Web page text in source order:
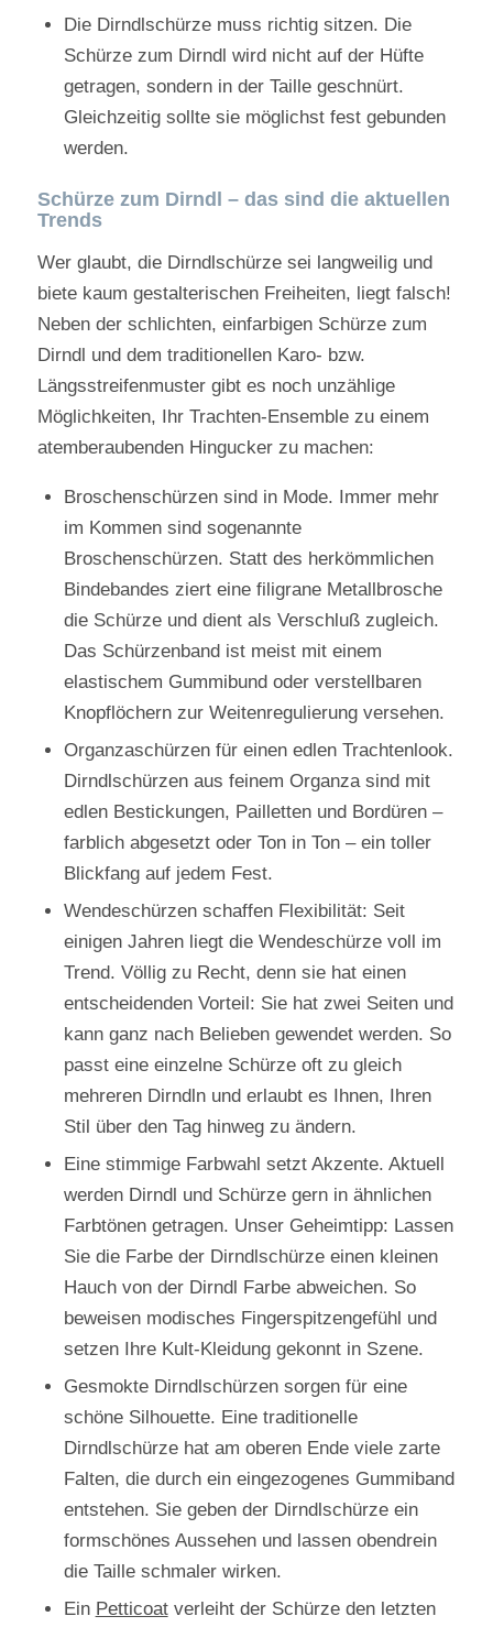
Die Dirndlschürze muss richtig sitzen. Die
Schürze zum Dirndl wird nicht auf der Hüfte
getragen, sondern in der Taille geschnürt.
Gleichzeitig sollte sie möglichst fest gebunden
werden.
Schürze zum Dirndl – das sind die aktuellen
Trends
Wer glaubt, die Dirndlschürze sei langweilig und
biete kaum gestalterischen Freiheiten, liegt falsch!
Neben der schlichten, einfarbigen Schürze zum
Dirndl und dem traditionellen Karo- bzw.
Längsstreifenmuster gibt es noch unzählige
Möglichkeiten, Ihr Trachten-Ensemble zu einem
atemberaubenden Hingucker zu machen:
Broschenschürzen sind in Mode. Immer mehr
im Kommen sind sogenannte
Broschenschürzen. Statt des herkömmlichen
Bindebandes ziert eine filigrane Metallbrosche
die Schürze und dient als Verschluß zugleich.
Das Schürzenband ist meist mit einem
elastischem Gummibund oder verstellbaren
Knopflöchern zur Weitenregulierung versehen.
Organzaschürzen für einen edlen Trachtenlook.
Dirndlschürzen aus feinem Organza sind mit
edlen Bestickungen, Pailletten und Bordüren –
farblich abgesetzt oder Ton in Ton – ein toller
Blickfang auf jedem Fest.
Wendeschürzen schaffen Flexibilität: Seit
einigen Jahren liegt die Wendeschürze voll im
Trend. Völlig zu Recht, denn sie hat einen
entscheidenden Vorteil: Sie hat zwei Seiten und
kann ganz nach Belieben gewendet werden. So
passt eine einzelne Schürze oft zu gleich
mehreren Dirndln und erlaubt es Ihnen, Ihren
Stil über den Tag hinweg zu ändern.
Eine stimmige Farbwahl setzt Akzente. Aktuell
werden Dirndl und Schürze gern in ähnlichen
Farbtönen getragen. Unser Geheimtipp: Lassen
Sie die Farbe der Dirndlschürze einen kleinen
Hauch von der Dirndl Farbe abweichen. So
beweisen modisches Fingerspitzengefühl und
setzen Ihre Kult-Kleidung gekonnt in Szene.
Gesmokte Dirndlschürzen sorgen für eine
schöne Silhouette. Eine traditionelle
Dirndlschürze hat am oberen Ende viele zarte
Falten, die durch ein eingezogenes Gummiband
entstehen. Sie geben der Dirndlschürze ein
formschönes Aussehen und lassen obendrein
die Taille schmaler wirken.
Ein Petticoatverleiht der Schürze den letzten